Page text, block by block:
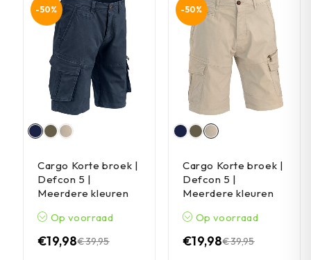
-50%
Cargo Korte broek |
Defcon 5 |
Meerdere kleuren
Op voorraad
€39,95
€19,98
-50%
Cargo Korte broek |
Defcon 5 |
Meerdere kleuren
Op voorraad
€39,95
€19,98